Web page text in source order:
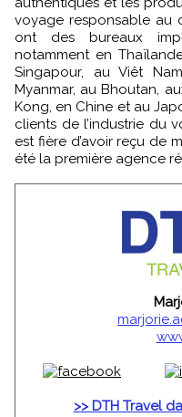
voyage responsable au
ont des bureaux
notamment en
Singapour, au Viêt
Myanmar, au Bhoutan,
Kong, en Chine et au
clients de l’industrie du
est fière d’avoir reçu de
été la première agence
>> DTH Travel